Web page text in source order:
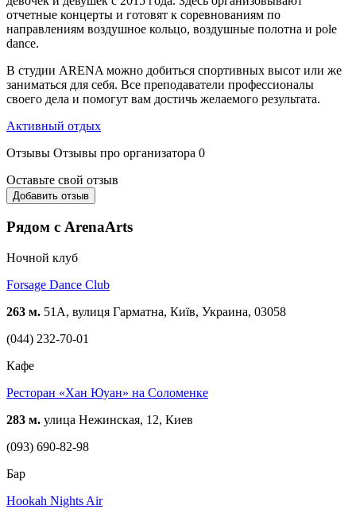
отчетные концерты и готовят к соревнованиям по
направлениям воздушное кольцо, воздушные полотна и pole
dance.
В студии ARENA можно добиться спортивных высот или же
заниматься для себя. Все преподаватели профессионалы
своего дела и помогут вам достичь желаемого результата.
Активный отдых
Отзывы Отзывы про организатора 0
Оставьте свой отзыв
Добавить отзыв
Рядом с ArenaArts
Ночной клуб
Forsage Dance Club
263 м. 51A, вулиця Гарматна, Київ, Украина, 03058
(044) 232-70-01
Кафе
Ресторан «Хан Юуан» на Соломенке
283 м. улица Нежинская, 12, Киев
(093) 690-82-98
Бар
Hookah Nights Air